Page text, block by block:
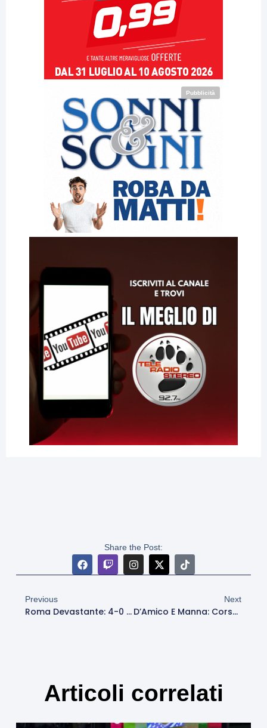
Pubblicità
Share the Post:
Previous
Roma Devastante: 4-0 Alla Fiorentina E Champions A Un Punto, Show All’Olimpico
Next
D’Amico E Manna: Corsa A Due Per La Roma
Articoli correlati